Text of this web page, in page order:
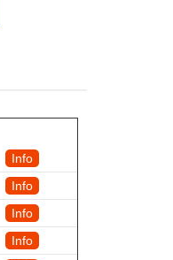
Info
Info
Info
Info